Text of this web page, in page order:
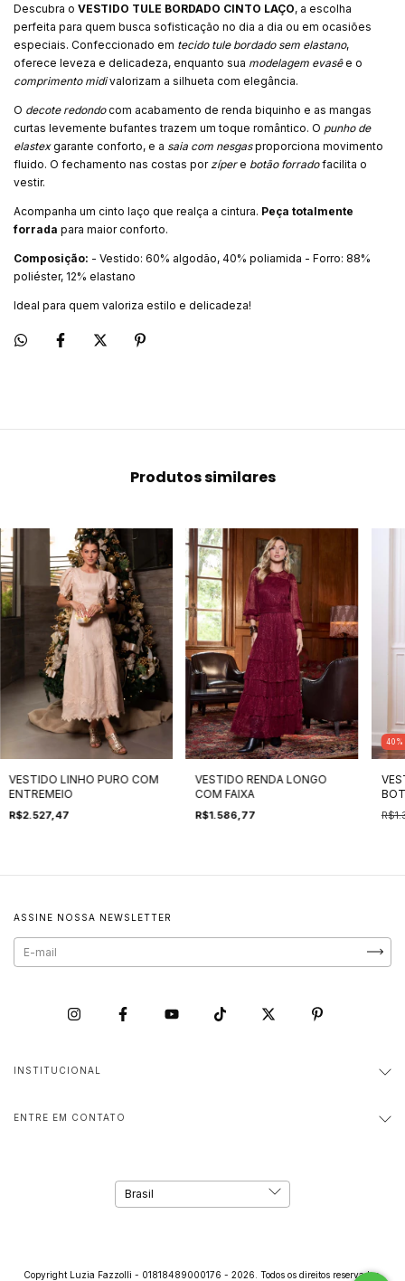
Descubra o VESTIDO TULE BORDADO CINTO LAÇO, a escolha
perfeita para quem busca sofisticação no dia a dia ou em ocasiões
especiais. Confeccionado em tecido tule bordado sem elastano,
oferece leveza e delicadeza, enquanto sua modelagem evasêe o
comprimento midivalorizam a silhueta com elegância.
O decote redondocom acabamento de renda biquinho e as mangas
curtas levemente bufantes trazem um toque romântico. O punho de
elastexgarante conforto, e a saia com nesgasproporciona movimento
fluido. O fechamento nas costas por zípere botão forradofacilita o
vestir.
Acompanha um cinto laço que realça a cintura. Peça totalmente
forrada para maior conforto.
Composição: - Vestido: 60% algodão, 40% poliamida - Forro: 88%
poliéster, 12% elastano
Ideal para quem valoriza estilo e delicadeza!
Produtos similares
VESTIDO LINHO PURO COM
ENTREMEIO
R$2.527,47
VESTIDO RENDA LONGO
COM FAIXA
R$1.586,77
40
ASSINE NOSSA NEWSLETTER
INSTITUCIONAL
ENTRE EM CONTATO
Copyright Luzia Fazzolli - 01818489000176 - 2026. Todos os direitos reservados.